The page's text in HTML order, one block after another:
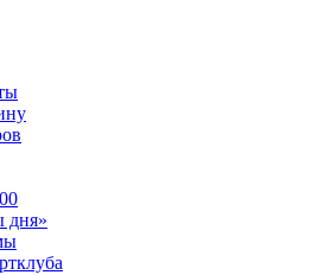
дня»